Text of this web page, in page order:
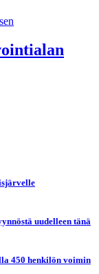
uudelleen tänä
450 henkilön voimin